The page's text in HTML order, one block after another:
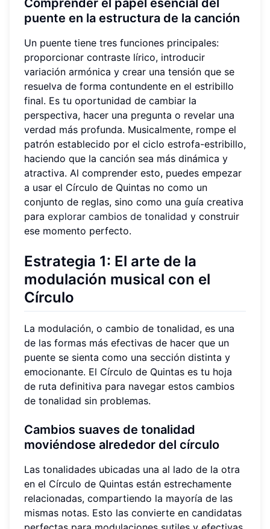
Comprender el papel esencial del
puente en la estructura de la canción
Un puente tiene tres funciones principales:
proporcionar contraste lírico, introducir
variación armónica y crear una tensión que se
resuelva de forma contundente en el estribillo
final. Es tu oportunidad de cambiar la
perspectiva, hacer una pregunta o revelar una
verdad más profunda. Musicalmente, rompe el
patrón establecido por el ciclo estrofa-estribillo,
haciendo que la canción sea más dinámica y
atractiva. Al comprender esto, puedes empezar
a usar el Círculo de Quintas no como un
conjunto de reglas, sino como una guía creativa
para explorar cambios de tonalidad y construir
ese momento perfecto.
Estrategia 1: El arte de la
modulación musical con el
Círculo
La modulación, o cambio de tonalidad, es una
de las formas más efectivas de hacer que un
puente se sienta como una sección distinta y
emocionante. El Círculo de Quintas es tu hoja
de ruta definitiva para navegar estos cambios
de tonalidad sin problemas.
Cambios suaves de tonalidad
moviéndose alrededor del círculo
Las tonalidades ubicadas una al lado de la otra
en el Círculo de Quintas están estrechamente
relacionadas, compartiendo la mayoría de las
mismas notas. Esto las convierte en candidatas